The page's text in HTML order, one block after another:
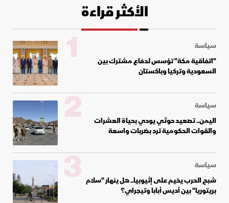
الأكثر قراءة
سياسة
"اتفاقية مكة" تؤسس لدفاع مشترك بين
السعودية وتركيا وباكستان
1
سياسة
اليمن.. تصعيد حوثي يودي بحياة العشرات
والقوات الحكومية ترد بضربات واسعة
2
سياسة
شبح الحرب يخيم على إثيوبيا.. هل ينهار "سلام
بريتوريا" بين أديس أبابا وتيجراي؟
3